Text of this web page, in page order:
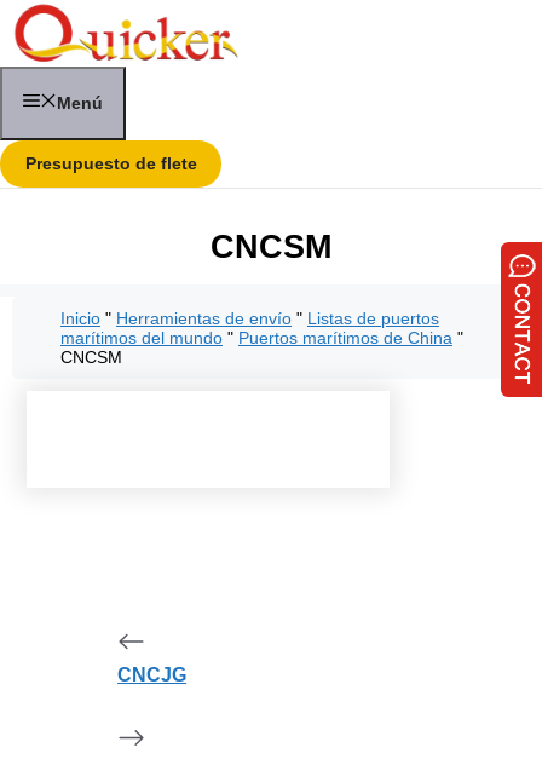
Saltar
contenido
Menú
Presupuesto de flete
CNCSM
Inicio " Herramientas de envío " Listas de puertos
marítimos del mundo " Puertos marítimos de China "
CNCSM
CNCJG